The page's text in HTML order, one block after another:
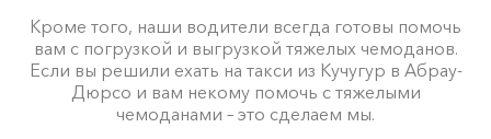
Кроме того, наши водители всегда готовы помочь
вам с погрузкой и выгрузкой тяжелых чемоданов.
Если вы решили ехать на такси из Кучугур в Абрау-
Дюрсо и вам некому помочь с тяжелыми
чемоданами – это сделаем мы.